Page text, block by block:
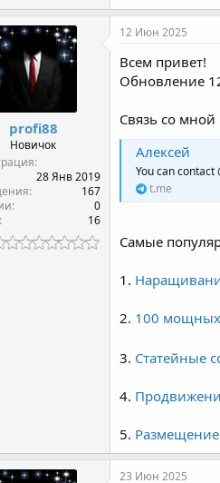
profi88
Новичок
28 Янв 2019
167
0
16
12 Июн 2025
Всем привет!
Обновление
Связь со мной
Алексей
You can
t.me
Самые
1.
2. 100 мощных
3. Статейные
4.
5. Размещение
23 Июн 2025